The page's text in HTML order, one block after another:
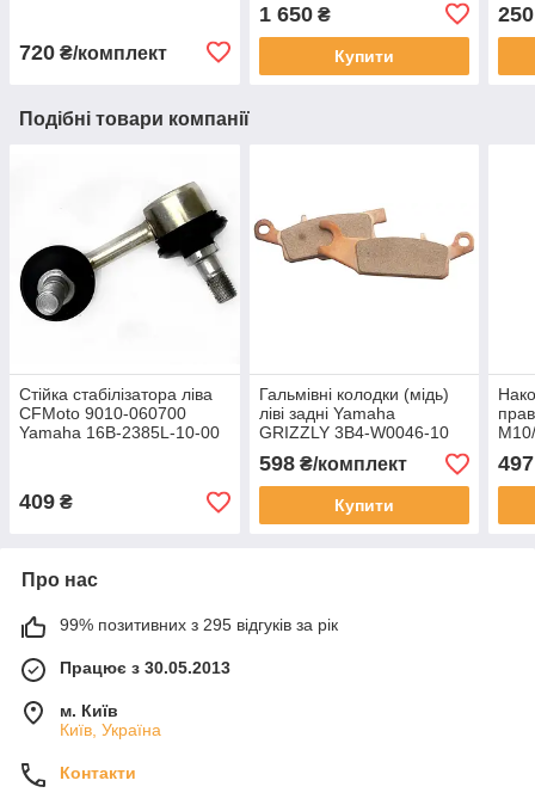
720 ₴/комплект
1 650₴
Купити
250
Подібні товари компанії
Стійка стабілізатора ліва
CFMoto 9010-060700
Yamaha 16B-2385L-10-00
409 ₴
Гальмівні колодки (мідь)
ліві задні Yamaha
GRIZZLY 3B4-W0046-10
FA446R
598₴/комплект
Купити
497
Про нас
99% позитивних з 295 відгуків за рік
Працює з 30.05.2013
м. Київ
Київ, Україна
Контакти